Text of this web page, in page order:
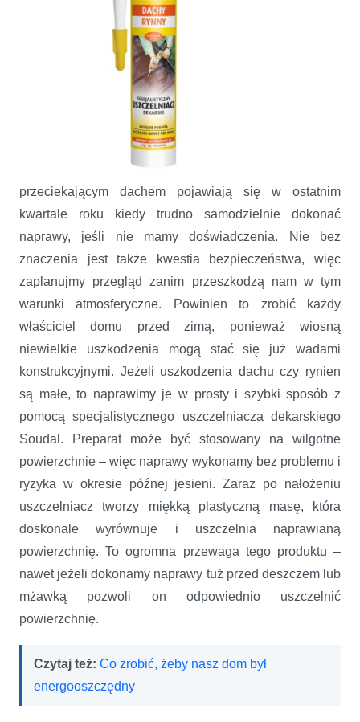
przeciekającym dachem pojawiają się w ostatnim
kwartale roku kiedy trudno samodzielnie dokonać
naprawy, jeśli nie mamy doświadczenia. Nie bez
znaczenia jest także kwestia bezpieczeństwa, więc
zaplanujmy przegląd zanim przeszkodzą nam w tym
warunki atmosferyczne. Powinien to zrobić każdy
właściciel domu przed zimą, ponieważ wiosną
niewielkie uszkodzenia mogą stać się już wadami
konstrukcyjnymi. Jeżeli uszkodzenia dachu czy rynien
są małe, to naprawimy je w prosty i szybki sposób z
pomocą specjalistycznego uszczelniacza dekarskiego
Soudal. Preparat może być stosowany na wilgotne
powierzchnie – więc naprawy wykonamy bez problemu i
ryzyka w okresie późnej jesieni. Zaraz po nałożeniu
uszczelniacz tworzy miękką plastyczną masę, która
doskonale wyrównuje i uszczelnia naprawianą
powierzchnię. To ogromna przewaga tego produktu –
nawet jeżeli dokonamy naprawy tuż przed deszczem lub
mżawką pozwoli on odpowiednio uszczelnić
powierzchnię.
Czytaj też: Co zrobić, żeby nasz dom był
energooszczędny